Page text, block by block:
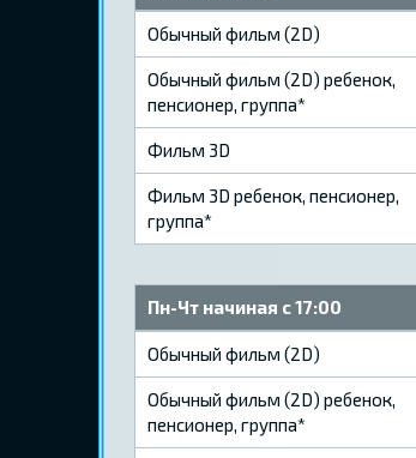
Обычный фильм (2D)
Обычный фильм (2D) ребенок,
пенсионер, группа*
Фильм 3D
Фильм 3D ребенок, пенсионер,
группа*
Пн-Чт начиная c 17:00
Обычный фильм (2D)
Обычный фильм (2D) ребенок,
пенсионер, группа*